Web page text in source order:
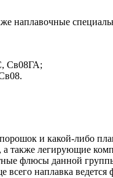
наплавочные
Св08ГА;
и какой-либо
легирующие
флюсы данной
всего наплавка